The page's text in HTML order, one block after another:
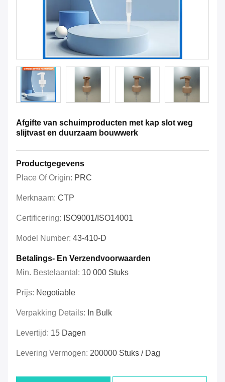
Afgifte van schuimproducten met kap slot weg
slijtvast en duurzaam bouwwerk
Productgegevens
Place Of Origin: PRC
Merknaam: CTP
Certificering: ISO9001/ISO14001
Model Number: 43-410-D
Betalings- En Verzendvoorwaarden
Min. Bestelaantal: 10 000 Stuks
Prijs: Negotiable
Verpakking Details: In Bulk
Levertijd: 15 Dagen
Levering Vermogen: 200000 Stuks / Dag